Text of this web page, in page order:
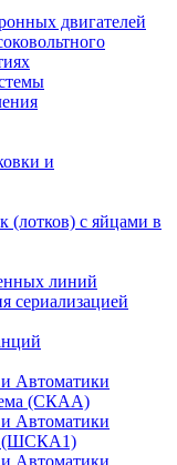
двигателей
и
(лотков) с яйцами в
линий
сериализацией
Автоматики
(СКАА)
Автоматики
(ШСКА1)
Автоматики